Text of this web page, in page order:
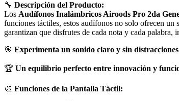
🔧 Descripción del Producto:
Los Audífonos Inalámbricos Airoods Pro 2da
funciones táctiles, estos audífonos no solo ofrecen
garantizan que disfrutes de cada nota y cada palabra,
🎯 Experimenta un sonido claro y sin
🏆 Un equilibrio perfecto entre innovación y
🎨 Funciones de la Pantalla Táctil: